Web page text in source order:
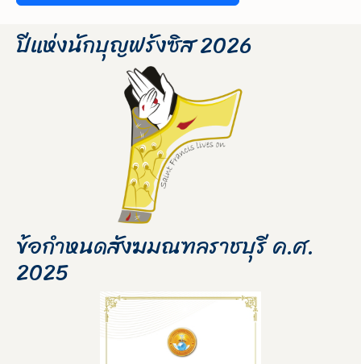
ปีแห่งนักบุญฟรังซิส 2026
ข้อกำหนดสังฆมณฑลราชบุรี ค.ศ.
2025